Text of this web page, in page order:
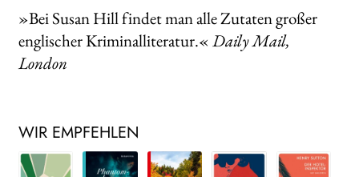
»Bei Susan Hill findet man alle Zutaten großer
englischer Kriminalliteratur.« Daily Mail,
London
WIR EMPFEHLEN